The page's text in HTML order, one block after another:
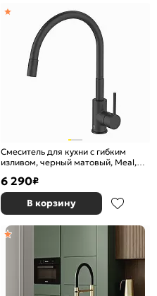
Смеситель для кухни с гибким
изливом, черный матовый, Meal,
6 290₽
В корзину